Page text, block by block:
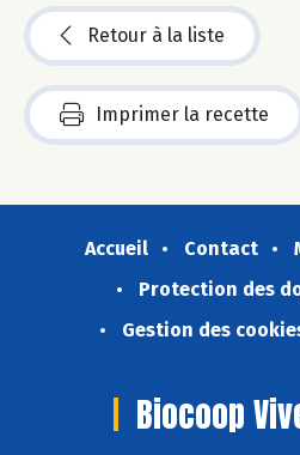
Retour à la liste
Imprimer la recette
Accueil Contact
Protection des
Gestion des
Biocoop